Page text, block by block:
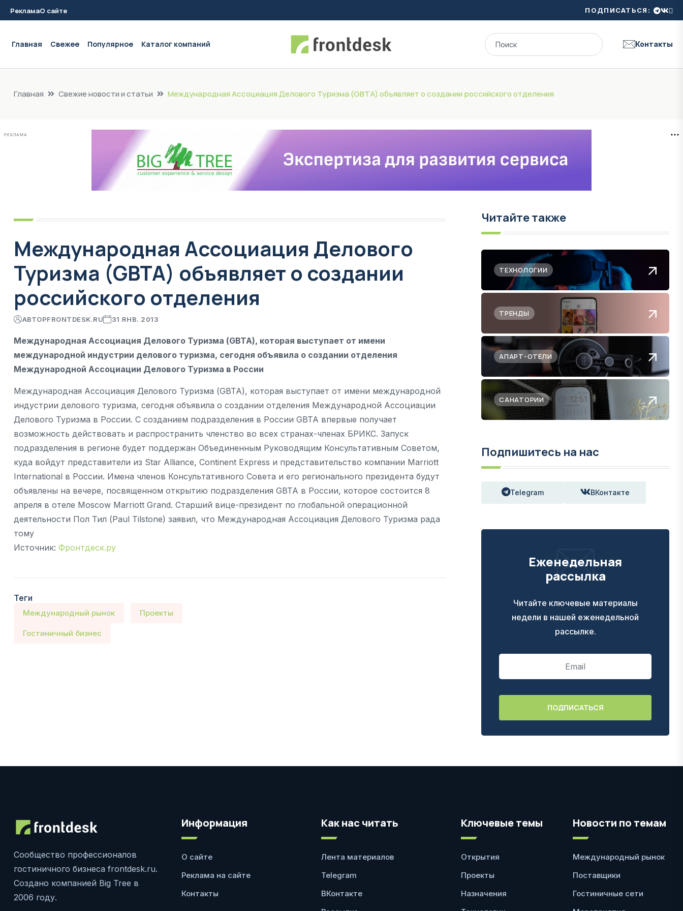
РекламаО сайте ПОДПИСАТЬСЯ:
Главная Свежее Популярное Каталог компаний Контакты
Главная Свежие новости и статьи Международная Ассоциация Делового Туризма (GBTA) объявляет о создании российского отделения
РЕКЛАМА
Международная Ассоциация Делового
Туризма (GBTA) объявляет о создании
российского отделения
АВТОРFRONTDESK.RU 31 ЯНВ. 2013
Международная Ассоциация Делового Туризма (GBTA), которая выступает от имени
международной индустрии делового туризма, сегодня объявила о создании отделения
Международной Ассоциации Делового Туризма в России
Международная Ассоциация Делового Туризма (GBTA), которая выступает от имени международной
индустрии делового туризма, сегодня объявила о создании отделения Международной Ассоциации
Делового Туризма в России. С созданием подразделения в России GBTA впервые получает
возможность действовать и распространить членство во всех странах-членах БРИКС. Запуск
подразделения в регионе будет поддержан Объединенным Руководящим Консультативным Советом,
куда войдут представители из Star Alliance, Continent Express и представительство компании Marriott
International в России. Имена членов Консультативного Совета и его регионального президента будут
объявлены на вечере, посвященном открытию подразделения GBTA в России, которое состоится 8
апреля в отеле Moscow Marriott Grand. Старший вице-президент по глобальной операционной
деятельности Пол Тил (Paul Tilstone) заявил, что Международная Ассоциация Делового Туризма рада
тому
Источник: Фронтдеск.ру
Теги
Международный рынок Проекты
Гостиничный бизнес
Читайте также
ТЕХНОЛОГИИ
ТРЕНДЫ
АПАРТ-ОТЕЛИ
САНАТОРИИ
Подпишитесь на нас
Telegram ВКонтакте
Еженедельная
рассылка
Читайте ключевые материалы
недели в нашей еженедельной
рассылке.
Сообщество профессионалов
гостиничного бизнеса frontdesk.ru.
Создано компанией Big Tree в
2006 году.
Информация
О сайте
Реклама на сайте
Контакты
Как нас читать
Лента материалов
Telegram
ВКонтакте
Ключевые темы
Открытия
Проекты
Назначения
Новости по темам
Международный рынок
Поставщики
Гостиничные сети